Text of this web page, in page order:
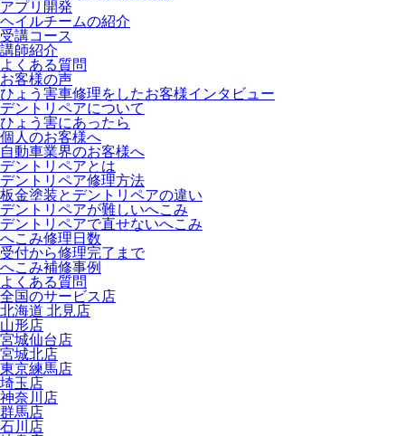
アプリ開発
ヘイルチームの紹介
受講コース
講師紹介
よくある質問
お客様の声
ひょう害車修理をしたお客様インタビュー
デントリペアについて
ひょう害にあったら
個人のお客様へ
自動車業界のお客様へ
デントリペアとは
デントリペア修理方法
板金塗装とデントリペアの違い
デントリペアが難しいへこみ
デントリペアで直せないへこみ
へこみ修理日数
受付から修理完了まで
へこみ補修事例
よくある質問
全国のサービス店
北海道 北見店
山形店
宮城仙台店
宮城北店
東京練馬店
埼玉店
神奈川店
群馬店
石川店